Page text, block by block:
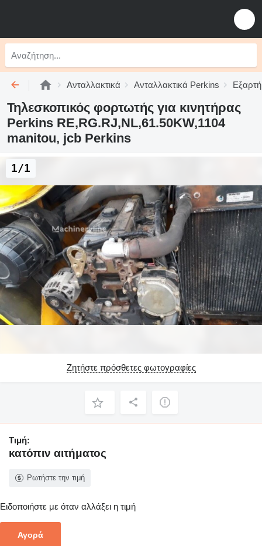
Ανταλλακτικά Ανταλλακτικά Perkins
Τηλεσκοπικός φορτωτής για κινητήρας
Perkins RE,RG.RJ,NL,61.50KW,1104
manitou, jcb Perkins
1/1
Ζητήστε πρόσθετες φωτογραφίες
Τιμή:
κατόπιν αιτήματος
Ρωτήστε την τιμή
Ειδοποιήστε με όταν αλλάξει η τιμή
Αγορά